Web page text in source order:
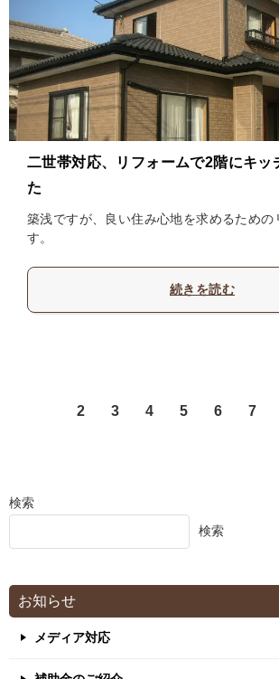
二世帯対応、リフォームで2階にキッ
た
築浅ですが、良い住み心地を求めるための
す。
続きを読む
2 3 4 5 6 7
検索
検索
お知らせ
メディア対応